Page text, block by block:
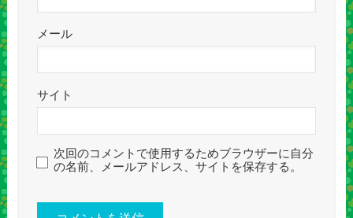
メール
サイト
次回のコメントで使用するためブラウザーに自分
の名前、メールアドレス、サイトを保存する。